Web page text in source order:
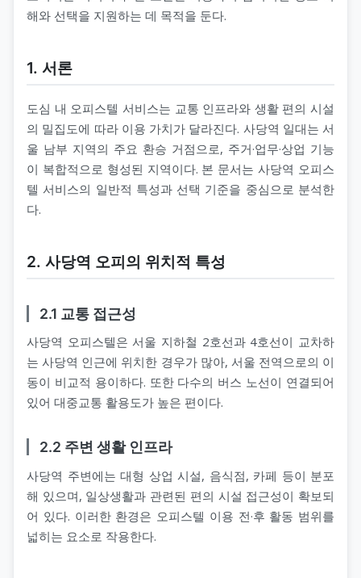
해와 선택을 지원하는 데 목적을 둔다.
1. 서론
도심 내 오피스텔 서비스는 교통 인프라와 생활 편의 시설
의 밀집도에 따라 이용 가치가 달라진다. 사당역 일대는 서
울 남부 지역의 주요 환승 거점으로, 주거·업무·상업 기능
이 복합적으로 형성된 지역이다. 본 문서는 사당역 오피스
텔 서비스의 일반적 특성과 선택 기준을 중심으로 분석한
다.
2. 사당역 오피의 위치적 특성
2.1 교통 접근성
사당역 오피스텔은 서울 지하철 2호선과 4호선이 교차하
는 사당역 인근에 위치한 경우가 많아, 서울 전역으로의 이
동이 비교적 용이하다. 또한 다수의 버스 노선이 연결되어
있어 대중교통 활용도가 높은 편이다.
2.2 주변 생활 인프라
사당역 주변에는 대형 상업 시설, 음식점, 카페 등이 분포
해 있으며, 일상생활과 관련된 편의 시설 접근성이 확보되
어 있다. 이러한 환경은 오피스텔 이용 전·후 활동 범위를
넓히는 요소로 작용한다.